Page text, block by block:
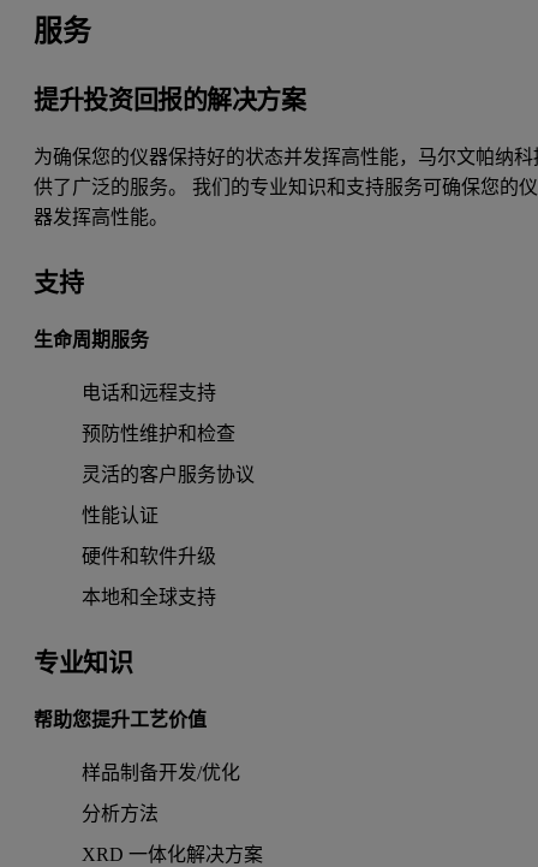
服务
提升投资回报的解决方案
为确保您的仪器保持好的状态并发挥高性能，马尔文帕纳科
供了广泛的服务。 我们的专业知识和支持服务可确保您的仪
器发挥高性能。
支持
生命周期服务
电话和远程支持
预防性维护和检查
灵活的客户服务协议
性能认证
硬件和软件升级
本地和全球支持
专业知识
帮助您提升工艺价值
样品制备开发/优化
分析方法
XRD 一体化解决方案